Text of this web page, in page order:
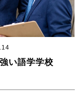
い語学学校